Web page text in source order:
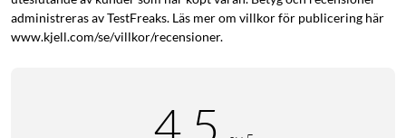
administreras av TestFreaks. Läs mer om villkor för publicering här
www.kjell.com/se/villkor/recensioner.
4.5